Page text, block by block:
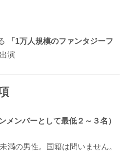
「1万人規模のファンタジーフ
演
ンバーとして最低２～３名）
満の男性。国籍は問いません。